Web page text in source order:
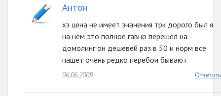
Антон
хз цена не имеет значения трк дорого был я
на нем это полное гавно перешел на
домолинг он дешевей раз в 50 и норм все
пашет очень редко перебои бывают
Ответить
06.06.2009